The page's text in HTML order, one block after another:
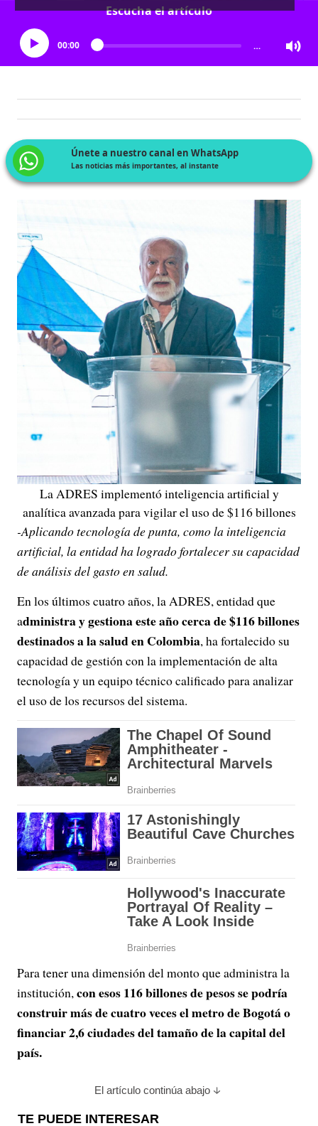
Escucha el artículo
00:00 …
Únete a nuestro canal en WhatsApp
Las noticias más importantes, al instante
La ADRES implementó inteligencia artificial y
analítica avanzada para vigilar el uso de $116 billones
-Aplicando tecnología de punta, como la inteligencia
artificial, la entidad ha logrado fortalecer su capacidad
de análisis del gasto en salud.
En los últimos cuatro años, la ADRES, entidad que
administra y gestiona este año cerca de $116 billones
destinados a la salud en Colombia, ha fortalecido su
capacidad de gestión con la implementación de alta
tecnología y un equipo técnico calificado para analizar
el uso de los recursos del sistema.
Para tener una dimensión del monto que administra la
institución, con esos 116 billones de pesos se podría
construir más de cuatro veces el metro de Bogotá o
financiar 2,6 ciudades del tamaño de la capital del
país.
El artículo continúa abajo
TE PUEDE INTERESAR